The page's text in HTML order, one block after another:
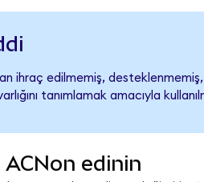
ihraç edilmemiş,
tanımlamak amacıyla
edinin